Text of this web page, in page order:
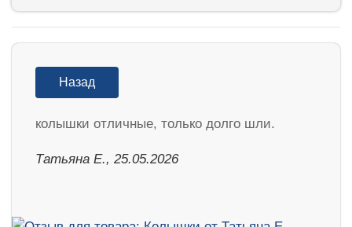
Назад
колышки отличные, только долго шли.
Татьяна Е., 25.05.2026